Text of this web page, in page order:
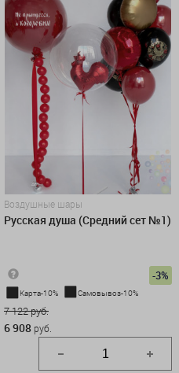
Воздушные шары
Русская душа (Средний сет №1)
-3%
Карта-10% Самовывоз-10%
7 122 руб.
6 908 руб.